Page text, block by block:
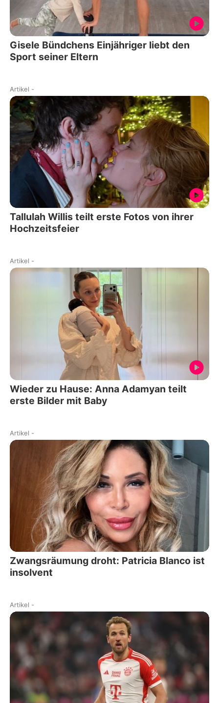
Gisele Bündchens Einjähriger liebt den
Sport seiner Eltern
Artikel -
Tallulah Willis teilt erste Fotos von ihrer
Hochzeitsfeier
Artikel -
Wieder zu Hause: Anna Adamyan teilt
erste Bilder mit Baby
Artikel -
Zwangsräumung droht: Patricia Blanco ist
insolvent
Artikel -